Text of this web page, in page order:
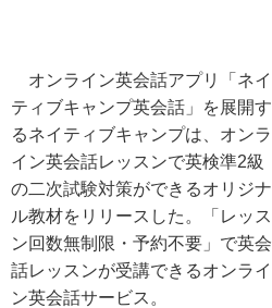
オンライン英会話アプリ「ネイ
ティブキャンプ英会話」を展開す
るネイティブキャンプは、オンラ
イン英会話レッスンで英検準2級
の二次試験対策ができるオリジナ
ル教材をリリースした。「レッス
ン回数無制限・予約不要」で英会
話レッスンが受講できるオンライ
ン英会話サービス。